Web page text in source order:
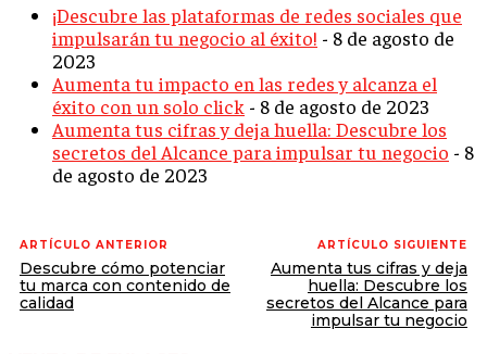
¡Descubre las plataformas de redes sociales que
impulsarán tu negocio al éxito! - 8 de agosto de
2023
Aumenta tu impacto en las redes y alcanza el
éxito con un solo click - 8 de agosto de 2023
Aumenta tus cifras y deja huella: Descubre los
secretos del Alcance para impulsar tu negocio - 8
de agosto de 2023
ARTÍCULO ANTERIOR
Descubre cómo potenciar
tu marca con contenido de
calidad
ARTÍCULO SIGUIENTE
Aumenta tus cifras y deja
huella: Descubre los
secretos del Alcance para
impulsar tu negocio